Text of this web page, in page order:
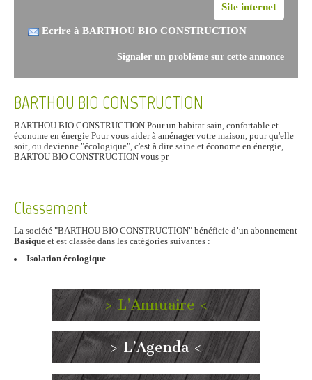
Site internet
Ecrire à BARTHOU BIO CONSTRUCTION
Signaler un problème sur cette annonce
BARTHOU BIO CONSTRUCTION
BARTHOU BIO CONSTRUCTION Pour un habitat sain, confortable et
économe en énergie Pour vous aider à aménager votre maison, pour qu'elle
soit, ou devienne "écologique", c'est à dire saine et économe en énergie,
BARTOU BIO CONSTRUCTION vous pr
Classement
La société "BARTHOU BIO CONSTRUCTION" bénéficie d’un abonnement
Basique et est classée dans les catégories suivantes :
Isolation écologique
> L’Annuaire <
> L’Agenda <